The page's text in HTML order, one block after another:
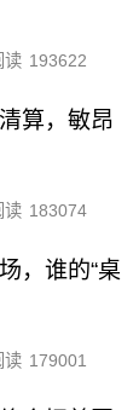
读 193622
算，敏昂
读 183074
，谁的“桌
读 179001